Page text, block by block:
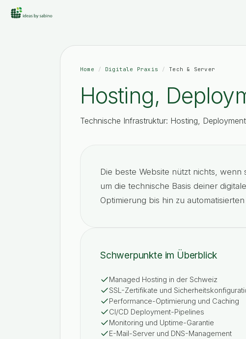
Home / Digitale Praxis / Tech & Server
Hosting,
Technische Infrastruktur: Hosting,
Die beste Website nützt nichts, wenn
um die technische Basis deiner
Optimierung bis hin zu
Schwerpunkte im Überblick
Managed Hosting in der Schweiz
SSL-Zertifikate und
Performance-Optimierung und Caching
CI/CD Deployment-Pipelines
Monitoring und Uptime-Garantie
E-Mail-Server und DNS-Management